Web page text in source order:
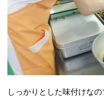
しっかりとした味付けな